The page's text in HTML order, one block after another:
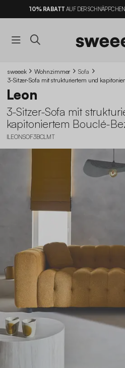
10% RABATT AUF DER
sweeek Wohnzimmer
Sofa
3-Sitzer-Sofa mit strukturiertem und
Leon
3-Sitzer-Sofa mit
kapitoniertem Bouclé-
ILEONSOF3BCLMT